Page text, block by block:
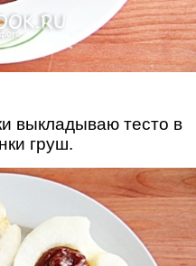
выкладываю тесто в
груш.